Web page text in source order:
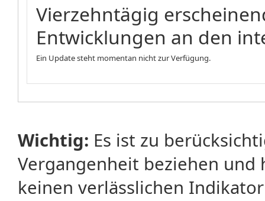
Vierzehntägig
Entwicklungen an den
Ein Update steht momentan nicht zur Verfügung.
Wichtig: Es ist zu
Vergangenheit beziehen
keinen verlässlichen